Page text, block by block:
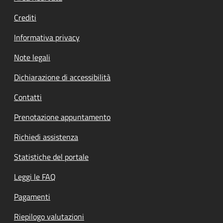
Crediti
Informativa privacy
Note legali
Dichiarazione di accessibilità
Contatti
Prenotazione appuntamento
Richiedi assistenza
Statistiche del portale
Leggi le FAQ
Pagamenti
Riepilogo valutazioni